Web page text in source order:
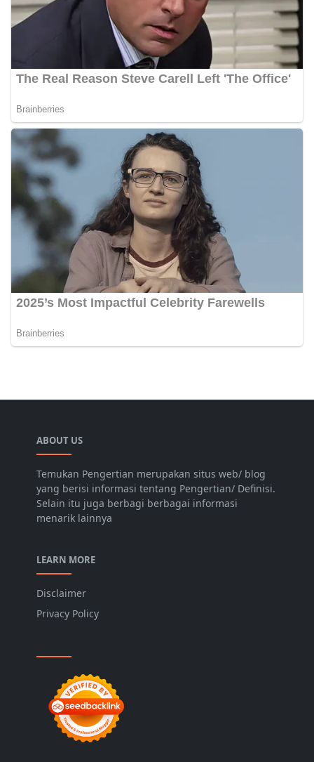
ABOUT US
Temukan Pengertian merupakan situs web/ blog
yang berisi informasi tentang Pengertian/ Definisi.
Selain itu juga berbagi berbagai informasi
menarik lainnya
LEARN MORE
Disclaimer
Privacy Policy